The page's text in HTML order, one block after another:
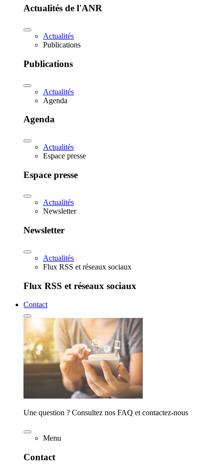
Actualités de l'ANR
Actualités
Publications
Publications
Actualités
Agenda
Agenda
Actualités
Espace presse
Espace presse
Actualités
Newsletter
Newsletter
Actualités
Flux RSS et réseaux sociaux
Flux RSS et réseaux sociaux
Contact
Une question ? Consultez nos FAQ et contactez-nous
Menu
Contact